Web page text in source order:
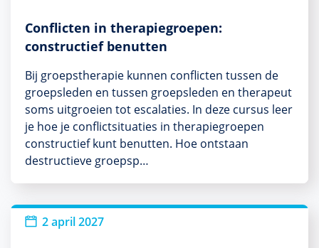
Conflicten in therapiegroepen:
constructief benutten
Bij groepstherapie kunnen conflicten tussen de
groepsleden en tussen groepsleden en therapeut
soms uitgroeien tot escalaties. In deze cursus leer
je hoe je conflictsituaties in therapiegroepen
constructief kunt benutten. Hoe ontstaan
destructieve groepsp…
2 april 2027